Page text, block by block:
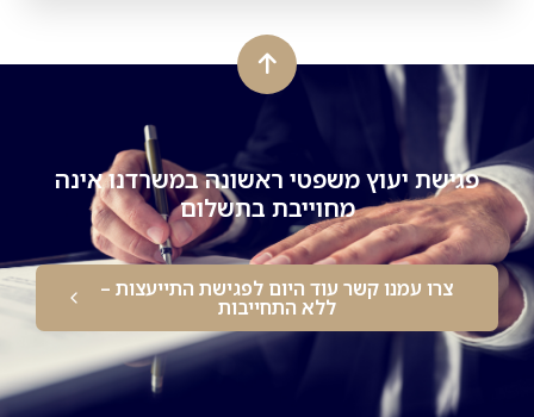
פגישת יעוץ משפטי ראשונה במשרדנו אינה
מחוייבת בתשלום
צרו עמנו קשר עוד היום לפגישת התייעצות –
ללא התחייבות